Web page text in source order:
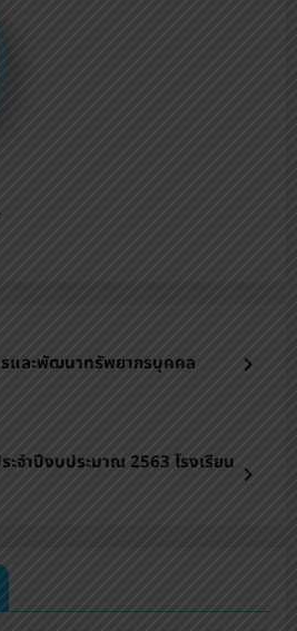
และพัฒนาทรัพยากรบุคคล
จําปีงบประมาณ 2563 โรงเรียน